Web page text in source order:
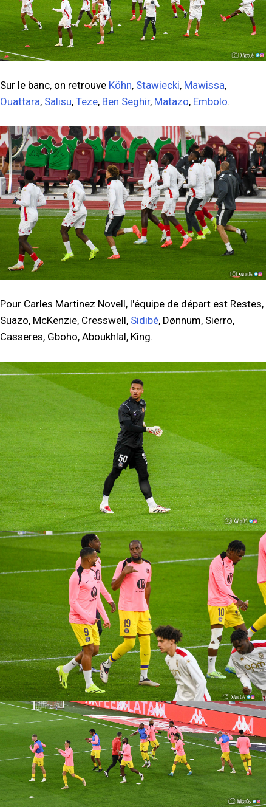
Sur le banc, on retrouve Köhn, Stawiecki, Mawissa,
Ouattara, Salisu, Teze, Ben Seghir, Matazo, Embolo.
Pour Carles Martinez Novell, l'équipe de départ est Restes,
Suazo, McKenzie, Cresswell, Sidibé, Dønnum, Sierro,
Casseres, Gboho, Aboukhlal, King.